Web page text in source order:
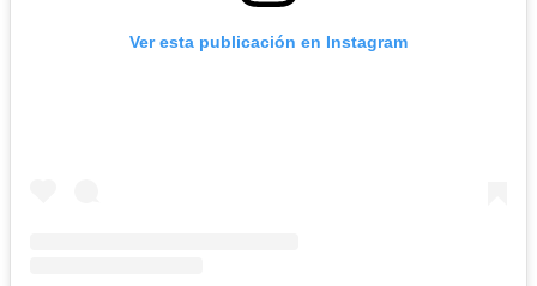
Ver esta publicación en Instagram